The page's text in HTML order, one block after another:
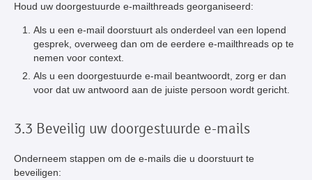
Houd uw doorgestuurde e-mailthreads georganiseerd:
Als u een e-mail doorstuurt als onderdeel van een lopend
gesprek, overweeg dan om de eerdere e-mailthreads op te
nemen voor context.
Als u een doorgestuurde e-mail beantwoordt, zorg er dan
voor dat uw antwoord aan de juiste persoon wordt gericht.
3.3 Beveilig uw doorgestuurde e-mails
Onderneem stappen om de e-mails die u doorstuurt te
beveiligen: